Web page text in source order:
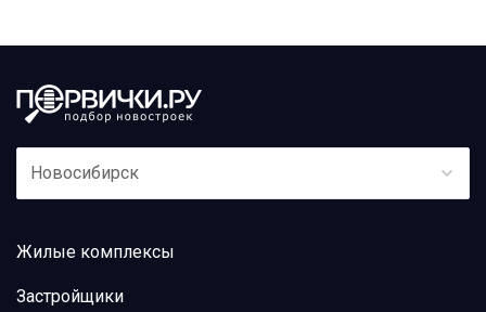
Новосибирск
Жилые комплексы
Застройщики